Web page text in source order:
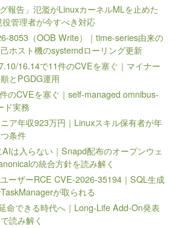
報告」氾濫がLinuxカーネルMLを止めた
管理者が今すべき対応
8053（OOB Write）｜time-series由来の
ホスト機のsystemdローリング更新
16.14で11件のCVEを塞ぐ｜マイナー
とPGDG運用
のCVEを塞ぐ｜self-managed omnibus-
ド実務
ア年収923万円｜Linuxスキル保有者が年
条件
は入らない｜Snapd配布のオープンウェ
の統合方針を読み解く
ーザーRCE CVE-2026-35194｜SQL生成
が取られる
命できる時代へ｜Long-Life Add-On発表
読み解く